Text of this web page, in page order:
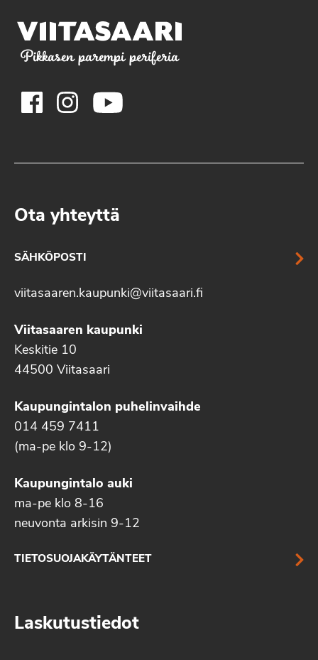
Pikkasen parempi periferia
Ota yhteyttä
SÄHKÖPOSTI
viitasaaren.kaupunki@viitasaari.fi
Viitasaaren kaupunki
Keskitie 10
44500 Viitasaari
Kaupungintalon puhelinvaihde
014 459 7411
(ma-pe klo 9-12)
Kaupungintalo auki
ma-pe klo 8-16
neuvonta arkisin 9-12
TIETOSUOJAKÄYTÄNTEET
Laskutustiedot